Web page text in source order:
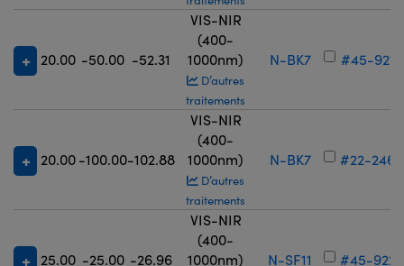
20.00 -50.00 -52.31
VIS-NIR
(400-
1000nm)
D’autres
traitements
N-BK7 #45-921
20.00 -100.00-102.88
VIS-NIR
(400-
1000nm)
D’autres
traitements
N-BK7 #22-246
25.00 -25.00 -26.96
VIS-NIR
(400-
1000nm)
N-SF11 #45-922